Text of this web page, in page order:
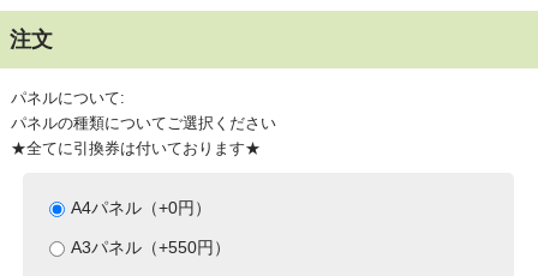
注文
パネルについて:
パネルの種類についてご選択ください
★全てに引換券は付いております★
A4パネル（+0円）
A3パネル（+550円）